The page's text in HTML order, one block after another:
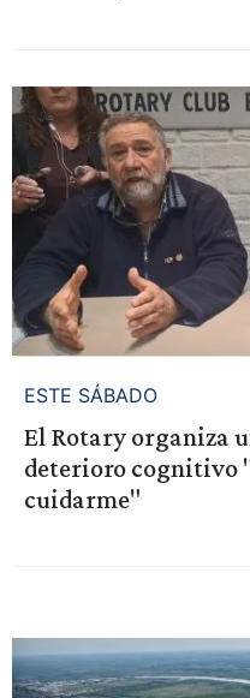
ESTE SÁBADO
El Rotary organiza
deterioro cognitivo
cuidarme"